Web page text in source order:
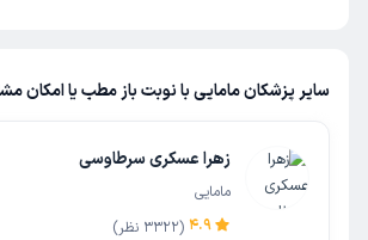
سایر پزشکان مامایی با نوبت باز مطب یا امکان
زهرا عسکری سرطاوسی
مامایی
4.9
(
3322 نظر)